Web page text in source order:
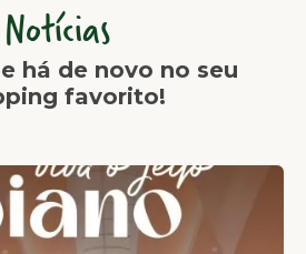
Notícias
há de novo no seu
favorito!